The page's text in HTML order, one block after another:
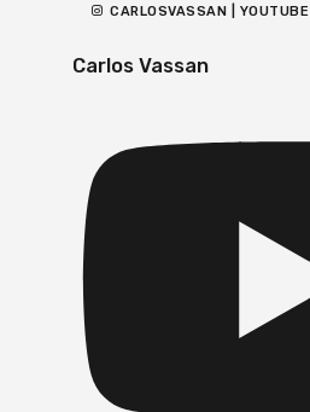
CARLOSVASSAN | YOUTUBE
Carlos Vassan